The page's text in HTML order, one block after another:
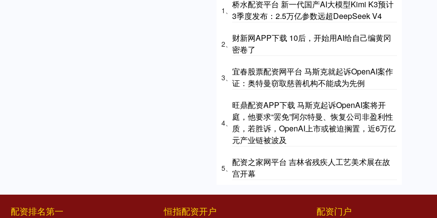
1、
桥水配资平台 新一代国产AI大模型Kimi K3预计
3季度发布：2.5万亿参数远超DeepSeek V4
2、
财新网APP下载 10后，开始用AI给自己编黄冈
密卷了
3、
宜春股票配资网平台 马斯克就起诉OpenAI案作
证：奥特曼窃取慈善机构不能成为先例
4、
旺鼎配资APP下载 马斯克起诉OpenAI案将开
庭，他要求“罢免”阿尔特曼、恢复公司非盈利性
质，若胜诉，OpenAI上市或被迫搁置，近6万亿
元产业链被波及
5、
配资之家网平台 吉林省残疾人工艺美术展在故
宫开幕
配资排名第一 恒指配资开户 配资门户